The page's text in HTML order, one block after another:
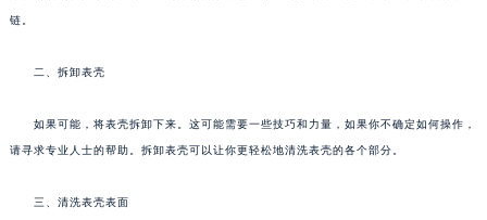
链。
二、拆卸表壳
如果可能，将表壳拆卸下来。这可能需要一些技巧和力量，如果你不确定如何操作，
请寻求专业人士的帮助。拆卸表壳可以让你更轻松地清洗表壳的各个部分。
三、清洗表壳表面